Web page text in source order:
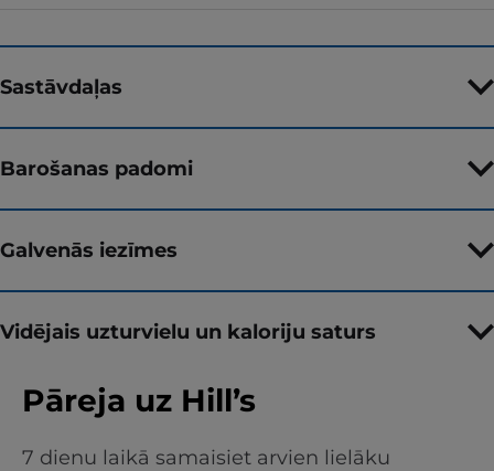
Sastāvdaļas
Barošanas padomi
Galvenās iezīmes
Vidējais uzturvielu un kaloriju saturs
Pāreja uz Hill’s
7 dienu laikā samaisiet arvien lielāku